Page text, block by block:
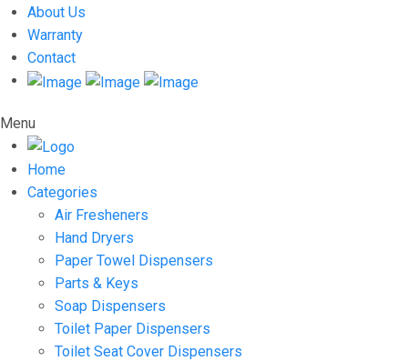
About Us
Warranty
Contact
Menu
Home
Categories
Air Fresheners
Hand Dryers
Paper Towel Dispensers
Parts & Keys
Soap Dispensers
Toilet Paper Dispensers
Toilet Seat Cover Dispensers